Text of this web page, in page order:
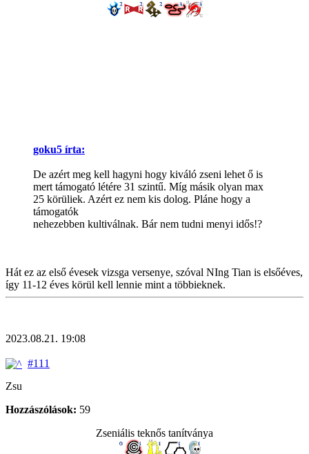
goku5 írta:
De azért meg kell hagyni hogy kiváló zseni lehet ő is
mert támogató létére 31 szintű. Míg másik olyan max
25 körüliek. Azért ez nem kis dolog. Pláne hogy a
támogatók
nehezebben kultiválnak. Bár nem tudni menyi idős!?
Hát ez az első évesek vizsga versenye, szóval NIng Tian is elsőéves,
így 11-12 éves körül kell lennie mint a többieknek.
2023.08.21. 19:08
#111
Zsu
Hozzászólások: 59
Zseniális teknős tanítványa